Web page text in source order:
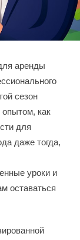
аренды
сезон
как
для
даже тогда,
уроки и
оставаться